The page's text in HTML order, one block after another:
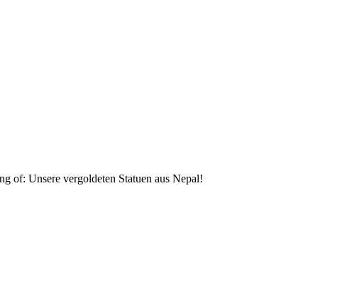
of: Unsere vergoldeten Statuen aus Nepal!